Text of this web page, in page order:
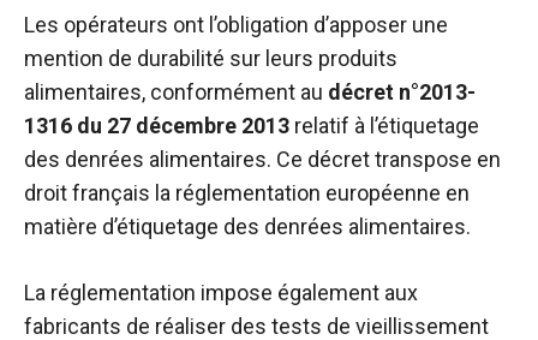
Les opérateurs ont l’obligation d’apposer une
mention de durabilité sur leurs produits
alimentaires, conformément au décret n°2013-
1316 du 27 décembre 2013 relatif à l’étiquetage
des denrées alimentaires. Ce décret transpose en
droit français la réglementation européenne en
matière d’étiquetage des denrées alimentaires.
La réglementation impose également aux
fabricants de réaliser des tests de vieillissement